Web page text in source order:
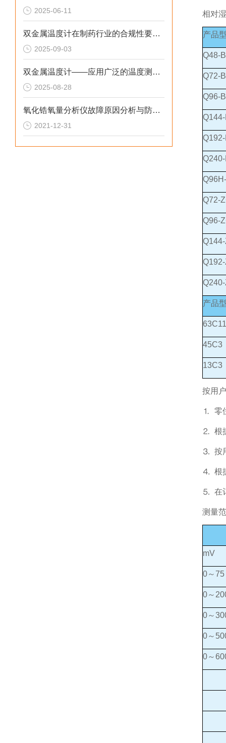
2025-06-11
双金属温度计在制药行业的合规性要求与技术应用解析
2025-09-03
双金属温度计——应用广泛的温度测量仪表
2025-08-28
氧化锆氧量分析仪故障原因分析与防范措施
2021-12-31
相对
产品
Q48-
Q72-
Q96-
Q72-
Q96-
产品
63C11
45C3
13C3
按用
⒈ 零
⒉ 根
⒊ 按
⒋ 根
⒌ 在
测量
mV
0～75
0～
0～
0～
0～